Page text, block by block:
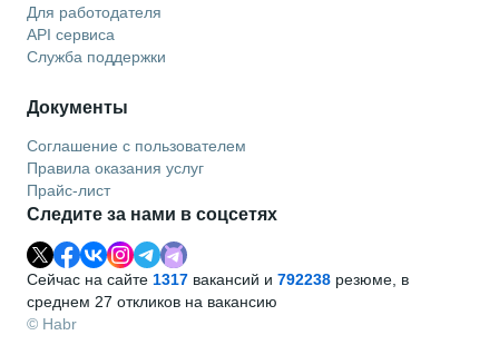
Для работодателя
API сервиса
Служба поддержки
Документы
Соглашение с пользователем
Правила оказания услуг
Прайс-лист
Следите за нами в соцсетях
Сейчас на сайте 1317 вакансий и 792238 резюме, в
среднем 27 откликов на вакансию
© Habr